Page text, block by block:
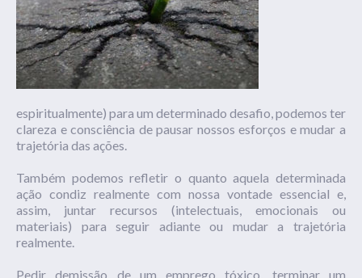
espiritualmente) para um determinado desafio, podemos ter
clareza e consciência de pausar nossos esforços e mudar a
trajetória das ações.
Também podemos refletir o quanto aquela determinada
ação condiz realmente com nossa vontade essencial e,
assim, juntar recursos (intelectuais, emocionais ou
materiais) para seguir adiante ou mudar a trajetória
realmente.
Pedir demissão de um emprego tóxico, terminar um